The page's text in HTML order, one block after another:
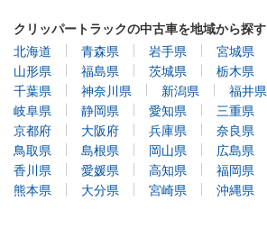
クリッパートラックの中古車を地域から探す
北海道
青森県 岩手県 宮城県
山形県
福島県 茨城県 栃木県
千葉県
神奈川県 新潟県 福井県
岐阜県
静岡県 愛知県 三重県
京都府
大阪府 兵庫県 奈良県
鳥取県
島根県 岡山県 広島県
香川県
愛媛県 高知県 福岡県
熊本県
大分県 宮崎県 沖縄県